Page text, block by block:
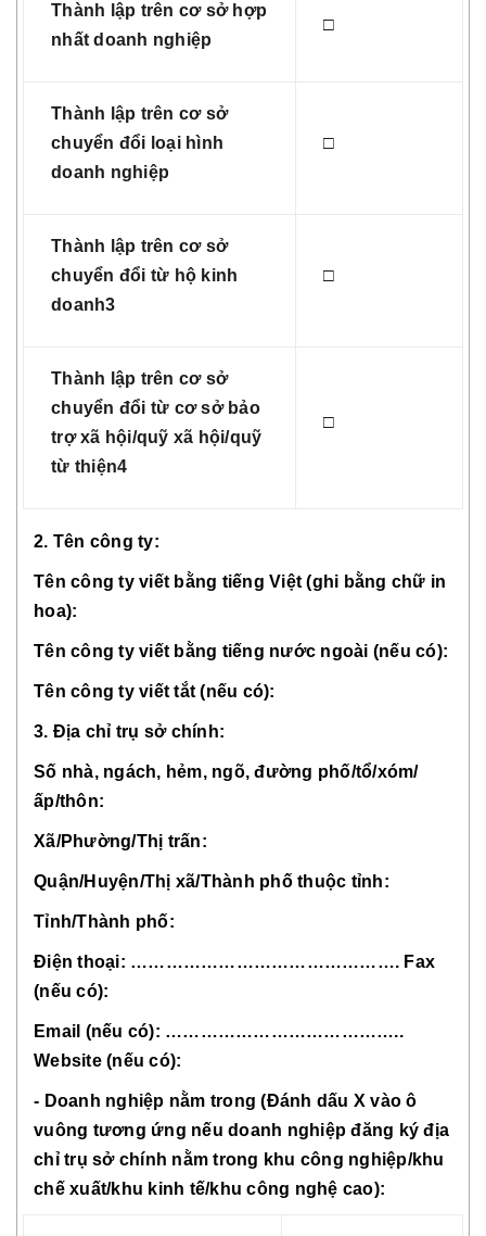
Thành lập trên cơ sở hợp
nhất doanh nghiệp
□
Thành lập trên cơ sở
chuyển đổi loại hình
doanh nghiệp
□
Thành lập trên cơ sở
chuyển đổi từ hộ kinh
doanh3
□
Thành lập trên cơ sở
chuyển đổi từ cơ sở bảo
trợ xã hội/quỹ xã hội/quỹ
từ thiện4
□
2. Tên công ty:
Tên công ty viết bằng tiếng Việt (ghi bằng chữ in
hoa):
Tên công ty viết bằng tiếng nước ngoài (nếu có):
Tên công ty viết tắt (nếu có):
3. Địa chỉ trụ sở chính:
Số nhà, ngách, hẻm, ngõ, đường phố/tổ/xóm/
ấp/thôn:
Xã/Phường/Thị trấn:
Quận/Huyện/Thị xã/Thành phố thuộc tỉnh:
Tỉnh/Thành phố:
Điện thoại: ………………………………………. Fax
(nếu có):
Email (nếu có): …………………………………..
Website (nếu có):
- Doanh nghiệp nằm trong (Đánh dấu X vào ô
vuông tương ứng nếu doanh nghiệp đăng ký địa
chỉ trụ sở chính nằm trong khu công nghiệp/khu
chế xuất/khu kinh tế/khu công nghệ cao):